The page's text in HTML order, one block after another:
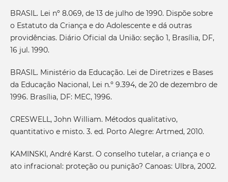
BRASIL. Lei nº 8.069, de 13 de julho de 1990. Dispõe sobre
o Estatuto da Criança e do Adolescente e dá outras
providências. Diário Oficial da União: seção 1, Brasília, DF,
16 jul. 1990.
BRASIL. Ministério da Educação. Lei de Diretrizes e Bases
da Educação Nacional, Lei n.º 9.394, de 20 de dezembro de
1996. Brasília, DF: MEC, 1996.
CRESWELL, John William. Métodos qualitativo,
quantitativo e misto. 3. ed. Porto Alegre: Artmed, 2010.
KAMINSKI, André Karst. O conselho tutelar, a criança e o
ato infracional: proteção ou punição? Canoas: Ulbra, 2002.